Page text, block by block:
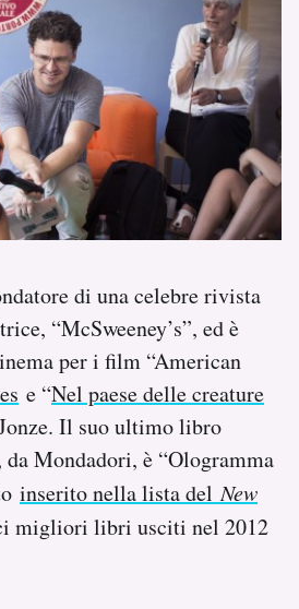
di una celebre rivista
“McSweeney’s”, ed è
per i film “American
e “Nel paese delle creature
Il suo ultimo libro
Mondadori, è “Ologramma
inserito nella lista delNew
migliori libri usciti nel 2012